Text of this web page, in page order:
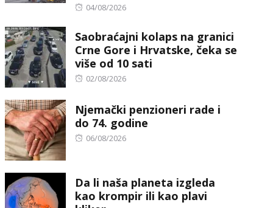
Posted
04/08/2026
Saobraćajni kolaps na granici
Crne Gore i Hrvatske, čeka se
više od 10 sati
Posted
02/08/2026
Njemački penzioneri rade i
do 74. godine
Posted
06/08/2026
Da li naša planeta izgleda
kao krompir ili kao plavi